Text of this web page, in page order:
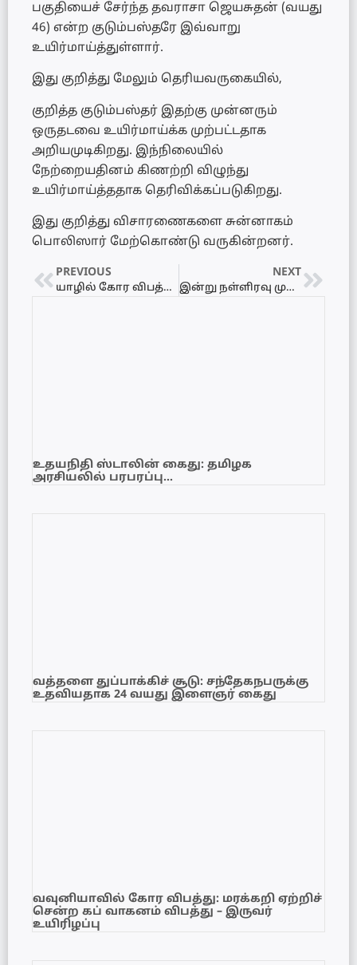
பகுதியைச் சேர்ந்த தவராசா ஜெயசுதன் (வயது
46) என்ற குடும்பஸ்தரே இவ்வாறு
உயிர்மாய்த்துள்ளார்.
இது குறித்து மேலும் தெரியவருகையில்,
குறித்த குடும்பஸ்தர் இதற்கு முன்னரும்
ஒருதடவை உயிர்மாய்க்க முற்பட்டதாக
அறியமுடிகிறது. இந்நிலையில்
நேற்றையதினம் கிணற்றி விழுந்து
உயிர்மாய்த்ததாக தெரிவிக்கப்படுகிறது.
இது குறித்து விசாரணைகளை சுன்னாகம்
பொலிஸார் மேற்கொண்டு வருகின்றனர்.
PREVIOUS
யாழில் கோர விபத்து: கனரக வாகனத்துடன் மோதி இளைஞன் பலி!
NEXT
இன்று நள்ளிரவு முதல் தனியார் வகுப்புகளுக்குத் தடை! – பரீட்சைகள் திணைக்களம் அறிவிப்பு!
உதயநிதி ஸ்டாலின் கைது: தமிழக
அரசியலில் பரபரப்பு…
வத்தளை துப்பாக்கிச் சூடு: சந்தேகநபருக்கு
உதவியதாக 24 வயது இளைஞர் கைது
வவுனியாவில் கோர விபத்து: மரக்கறி ஏற்றிச்
சென்ற கப் வாகனம் விபத்து – இருவர்
உயிரிழப்பு